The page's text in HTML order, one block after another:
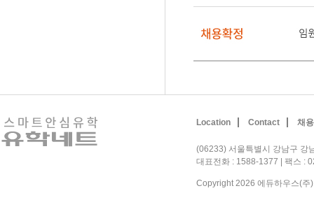
Location Contact 채
(06233) 서울특별시 강남구 강
대표전화 : 1588-1377 | 팩스 :
Copyright 2026 에듀하우스(주